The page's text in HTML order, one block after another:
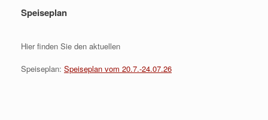
Speiseplan
Hier finden Sie den aktuellen
Speiseplan: Speiseplan vom 20.7.-24.07.26